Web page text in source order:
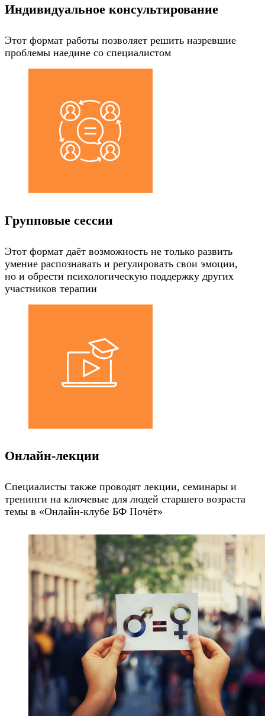
Индивидуальное консультирование
Этот формат работы позволяет решить назревшие
проблемы наедине со специалистом
Групповые сессии
Этот формат даёт возможность не только развить
умение распознавать и регулировать свои эмоции,
но и обрести психологическую поддержку других
участников терапии
Онлайн-лекции
Специалисты также проводят лекции, семинары и
тренинги на ключевые для людей старшего возраста
темы в «Онлайн-клубе БФ Почёт»